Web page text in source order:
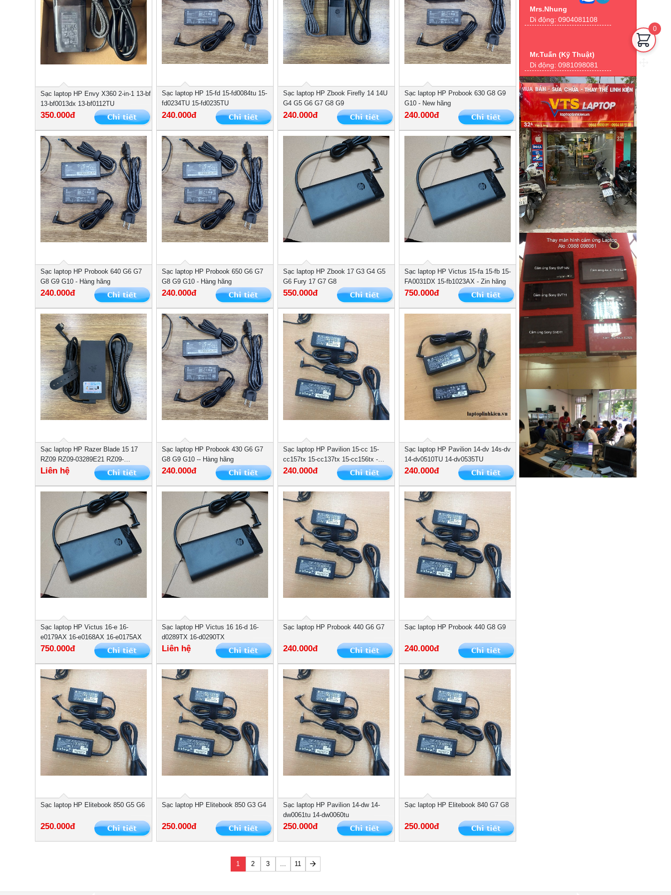
Sạc laptop HP Envy X360 2-in-1 13-bf
13-bf0013dx 13-bf0112TU
350.000đ
Sạc laptop HP 15-fd 15-fd0084tu 15-
fd0234TU 15-fd0235TU
240.000đ
Sạc laptop HP Zbook Firefly 14 14U
G4 G5 G6 G7 G8 G9
240.000đ
Sạc laptop HP Probook 630 G8 G9
G10 - New hãng
240.000đ
Sạc laptop HP Probook 640 G6 G7
G8 G9 G10 - Hàng hãng
240.000đ
Sạc laptop HP Probook 650 G6 G7
G8 G9 G10 - Hàng hãng
240.000đ
Sạc laptop HP Zbook 17 G3 G4 G5
G6 Fury 17 G7 G8
550.000đ
Sạc laptop HP Victus 15-fa 15-fb 15-
FA0031DX 15-fb1023AX - Zin hãng
750.000đ
Sạc laptop HP Razer ‎Blade 15 17
‎RZ09 RZ09-03289E21 RZ09-
03286E22 -- 230W
Liên hệ
Sạc laptop HP Probook 430 G6 G7
G8 G9 G10 -- Hàng hãng
240.000đ
Sạc laptop HP Pavilion 15-cc 15-
cc157tx 15-cc137tx 15-cc156tx -
Hàng hãng
240.000đ
Sạc laptop HP Pavilion 14-dv 14s-dv
14-dv0510TU 14-dv0535TU
240.000đ
Sạc laptop HP Victus 16-e 16-
e0179AX 16-e0168AX 16-e0175AX
750.000đ
Sạc laptop HP Victus 16 16-d 16-
d0289TX 16-d0290TX
Liên hệ
Sạc laptop HP Probook 440 G6 G7
240.000đ
Sạc laptop HP Probook 440 G8 G9
240.000đ
Sạc laptop HP Elitebook 850 G5 G6
250.000đ
Sạc laptop HP Elitebook 850 G3 G4
250.000đ
Sạc laptop HP Pavilion 14-dw 14-
dw0061tu 14-dw0060tu
250.000đ
Sạc laptop HP Elitebook 840 G7 G8
250.000đ
1 2 3 ... 11
Mrs.Nhung
Di động: 0904081108
Mr.Tuấn (Kỹ Thuật)
Di động: 0981098081
0